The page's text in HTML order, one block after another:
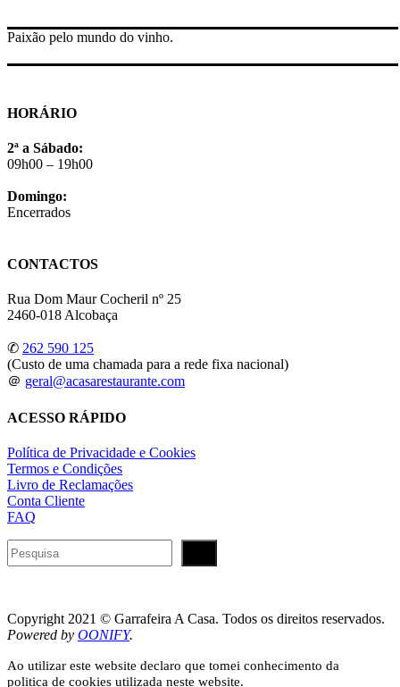
Paixão pelo mundo do vinho.
HORÁRIO
2ª a Sábado:
09h00 – 19h00
Domingo:
Encerrados
CONTACTOS
Rua Dom Maur Cocheril nº 25
2460-018 Alcobaça
✆ 262 590 125
(Custo de uma chamada para a rede fixa nacional)
＠ geral@acasarestaurante.com
ACESSO RÁPIDO
Política de Privacidade e Cookies
Termos e Condições
Livro de Reclamações
Conta Cliente
FAQ
Pesquisar
Copyright 2021 © Garrafeira A Casa. Todos os direitos reservados.
Powered by OONIFY.
Ao utilizar este website declaro que tomei conhecimento da
politica de cookies utilizada neste website.